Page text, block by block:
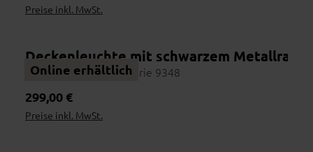
Preise inkl. MwSt.
Online erhältlich
Deckenleuchte mit schwarzem
Interliving Leuchten Serie 9348
Regulärer Preis:
299,00 €
Preise inkl. MwSt.